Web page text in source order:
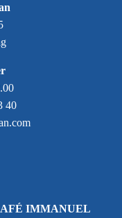
40
IMMANUEL